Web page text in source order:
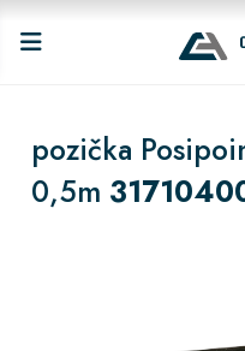
pozička
0,5m